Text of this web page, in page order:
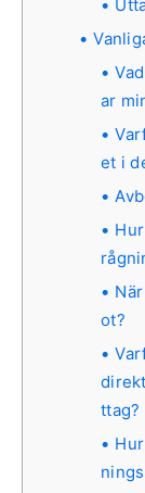
ar
et i
ot?
ttag?